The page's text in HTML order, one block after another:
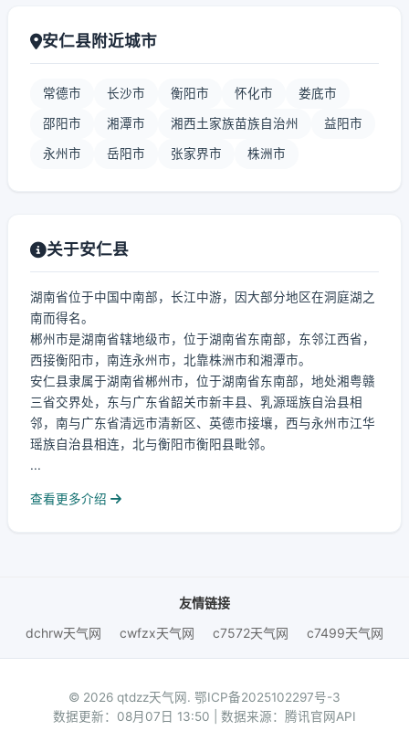
安仁县附近城市
常德市 长沙市 衡阳市 怀化市 娄底市
邵阳市 湘潭市 湘西土家族苗族自治州 益阳市
永州市 岳阳市 张家界市 株洲市
关于安仁县
湖南省位于中国中南部，长江中游，因大部分地区在洞庭湖之
南而得名。
郴州市是湖南省辖地级市，位于湖南省东南部，东邻江西省，
西接衡阳市，南连永州市，北靠株洲市和湘潭市。
安仁县隶属于湖南省郴州市，位于湖南省东南部，地处湘粤赣
三省交界处，东与广东省韶关市新丰县、乳源瑶族自治县相
邻，南与广东省清远市清新区、英德市接壤，西与永州市江华
瑶族自治县相连，北与衡阳市衡阳县毗邻。
...
查看更多介绍
友情链接
dchrw天气网
cwfzx天气网 c7572天气网 c7499天气网
© 2026 qtdzz天气网. 鄂ICP备2025102297号-3
数据更新：08月07日 13:50 | 数据来源：腾讯官网API